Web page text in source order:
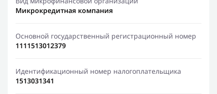
Микрокредитная компания
Основной государственный регистрационный номер
1111513012379
Идентификационный номер налогоплательщика
1513031341